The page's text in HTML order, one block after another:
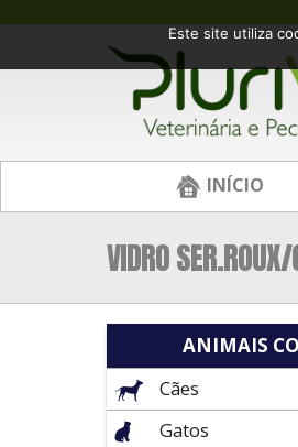
INÍCIO
VIDRO
ANIMAIS
Cães
Gatos
Este site utiliza